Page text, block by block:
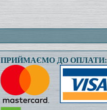
ПРИЙМАЄМО ДО ОПЛАТИ: